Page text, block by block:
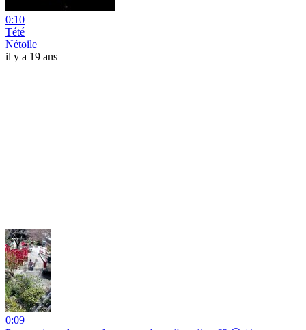
0:10
Tété
Nétoile
il y a 19 ans
0:09